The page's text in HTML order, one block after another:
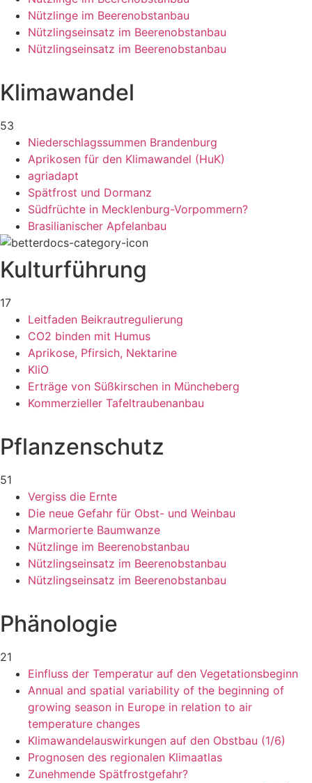
Nützlinge im Beerenobstanbau
Nützlingseinsatz im Beerenobstanbau
Nützlingseinsatz im Beerenobstanbau
Klimawandel
53
Niederschlagssummen Brandenburg
Aprikosen für den Klimawandel (HuK)
agriadapt
Spätfrost und Dormanz
Südfrüchte in Mecklenburg-Vorpommern?
Brasilianischer Apfelanbau
Kulturführung
17
Leitfaden Beikrautregulierung
CO2 binden mit Humus
Aprikose, Pfirsich, Nektarine
KliO
Erträge von Süßkirschen in Müncheberg
Kommerzieller Tafeltraubenanbau
Pflanzenschutz
51
Vergiss die Ernte
Die neue Gefahr für Obst- und Weinbau
Marmorierte Baumwanze
Nützlinge im Beerenobstanbau
Nützlingseinsatz im Beerenobstanbau
Nützlingseinsatz im Beerenobstanbau
Phänologie
21
Einfluss der Temperatur auf den Vegetationsbeginn
Annual and spatial variability of the beginning of
growing season in Europe in relation to air
temperature changes
Klimawandelauswirkungen auf den Obstbau (1/6)
Prognosen des regionalen Klimaatlas
Zunehmende Spätfrostgefahr?